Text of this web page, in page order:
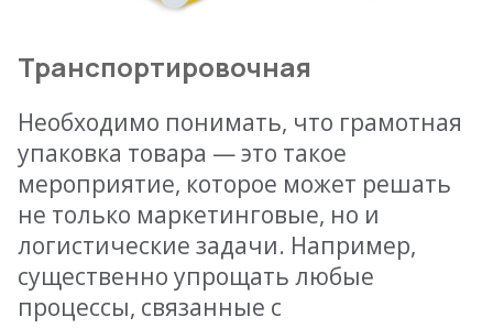
Транспортировочная
Необходимо понимать, что грамотная
упаковка товара — это такое
мероприятие, которое может решать
не только маркетинговые, но и
логистические задачи. Например,
существенно упрощать любые
процессы, связанные с